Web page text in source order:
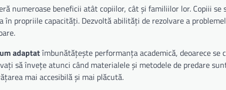
numeroase beneficii atât copiilor, cât și familiilor lor. Copiii
în propriile capacități. Dezvoltă abilități de rezolvare a
adaptatîmbunătățește performanța academică, deoarece
să învețe atunci când materialele și metodele de predare
mai accesibilă și mai plăcută.